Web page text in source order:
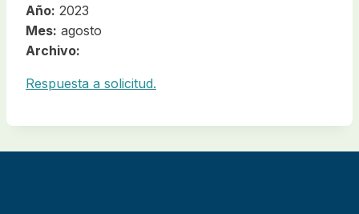
Año: 2023
Mes: agosto
Archivo:
Respuesta a solicitud.